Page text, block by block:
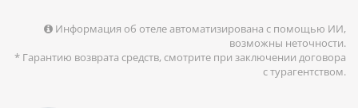
Информация об отеле автоматизирована с помощью ИИ,
возможны неточности.
* Гарантию возврата средств, смотрите при заключении договора
с турагентством.